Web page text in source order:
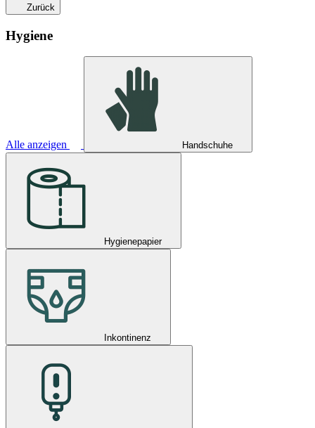
Zurück
Hygiene
Alle anzeigen Handschuhe
Hygienepapier
Inkontinenz